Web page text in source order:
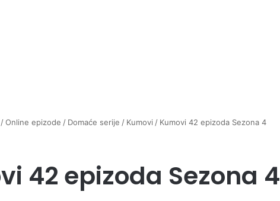
/Online epizode / Domaće serije / Kumovi / Kumovi 42 epizoda Sezona 4
42 epizoda Sezona 4